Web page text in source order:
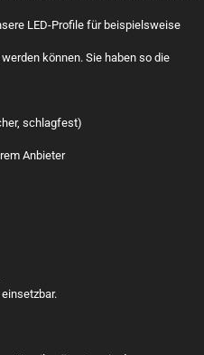
LED-Profile für beispielsweise
können. Sie haben so die
schlagfest)
Anbieter